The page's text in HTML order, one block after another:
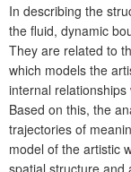
In describing the
the fluid, dynamic
They are related to
which models the
internal
Based on this, the
trajectories of
model of the artistic
spatial structure and